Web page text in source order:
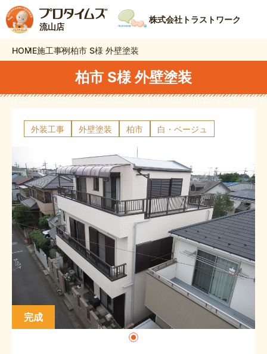
流山店
株式会社トラストワーク
HOME施工事例柏市 S様 外壁塗装
柏市 S様 外壁塗装
外装工事 外壁塗装 柏市 白・ベージュ
完成